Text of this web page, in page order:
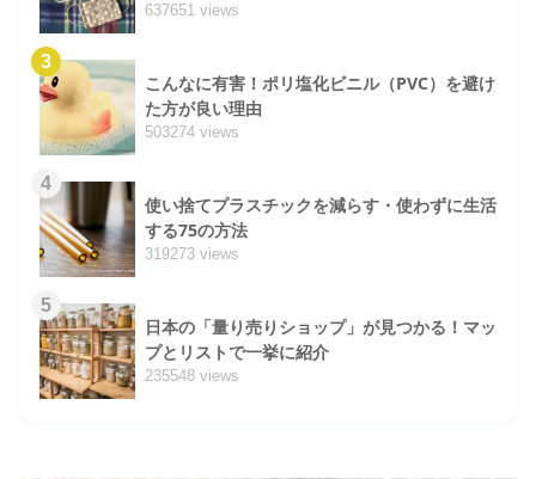
637651 views
3
こんなに有害！ポリ塩化ビニル（PVC）を避け
た方が良い理由
503274 views
4
使い捨てプラスチックを減らす・使わずに生活
する75の方法
319273 views
5
日本の「量り売りショップ」が見つかる！マッ
プとリストで一挙に紹介
235548 views